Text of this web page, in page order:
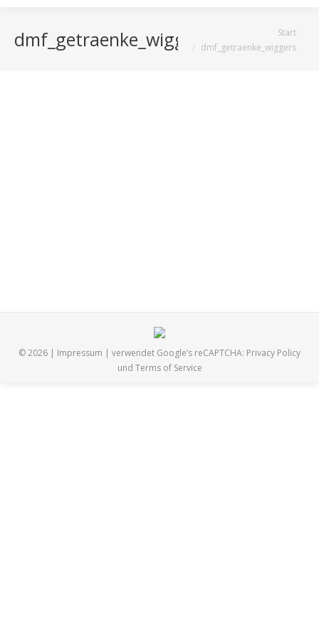
dmf_getraenke_wiggers
Start
dmf_getraenke_wiggers
© 2026 | Impressum | verwendet Google’s reCAPTCHA: Privacy Policy
und Terms of Service